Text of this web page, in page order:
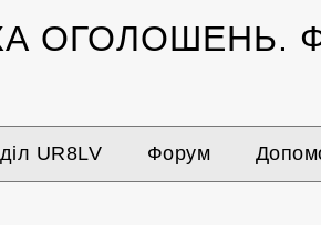
ОГОЛОШЕНЬ.
UR8LV Форум